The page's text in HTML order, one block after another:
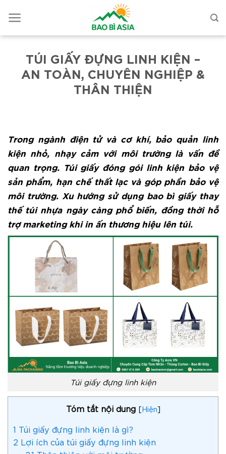
TÚI GIẤY ĐỰNG LINH KIỆN –
AN TOÀN, CHUYÊN NGHIỆP &
THÂN THIỆN
Trong ngành điện tử và cơ khí, bảo quản linh
kiện nhỏ, nhạy cảm với môi trường là vấn đề
quan trọng. Túi giấy đóng gói linh kiện bảo vệ
sản phẩm, hạn chế thất lạc và góp phần bảo vệ
môi trường. Xu hướng sử dụng bao bì giấy thay
thế túi nhựa ngày càng phổ biến, đồng thời hỗ
trợ marketing khi in ấn thương hiệu lên túi.
Túi giấy đựng linh kiện
Tóm tắt nội dung [Hiện]
1 Túi giấy đựng linh kiện là gì?
2 Lợi ích của túi giấy đựng linh kiện